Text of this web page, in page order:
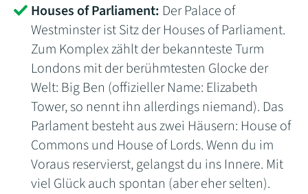
Houses of Parliament: Der Palace of
Westminster ist Sitz der Houses of Parliament.
Zum Komplex zählt der bekannteste Turm
Londons mit der berühmtesten Glocke der
Welt: Big Ben (offizieller Name: Elizabeth
Tower, so nennt ihn allerdings niemand). Das
Parlament besteht aus zwei Häusern: House of
Commons und House of Lords. Wenn du im
Voraus reservierst, gelangst du ins Innere. Mit
viel Glück auch spontan (aber eher selten).